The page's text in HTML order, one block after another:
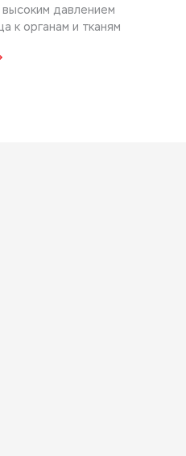
давлением
к органам и тканям